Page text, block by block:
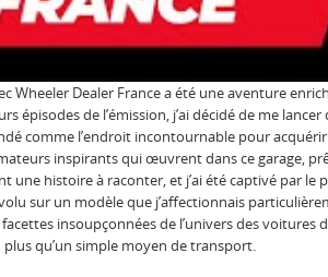
Wheeler Dealer France a été une aventure
épisodes de l’émission, j’ai décidé de me
comme l’endroit incontournable pour
inspirants qui œuvrent dans ce garage,
une histoire à raconter, et j’ai été captivé par
sur un modèle que j’affectionnais
insoupçonnées de l’univers des
qu’un simple moyen de transport.